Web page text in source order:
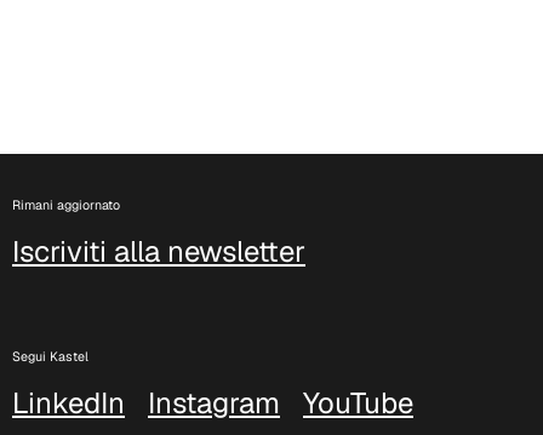
Rimani aggiornato
Iscriviti alla newsletter
Segui Kastel
LinkedIn Instagram
YouTube